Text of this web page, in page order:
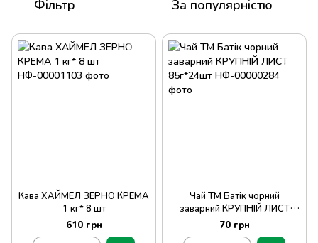
Фільтр За популярністю
Кава ХАЙМЕЛ ЗЕРНО КРЕМА
1 кг* 8 шт
610 грн
Чай ТМ Батік чорний
заварний КРУПНІЙ ЛИСТ
85г*24шт
70 грн